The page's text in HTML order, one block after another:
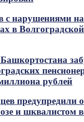
с нарушениями
в Волгоградской
рублей
предупредили о
и шквалистом